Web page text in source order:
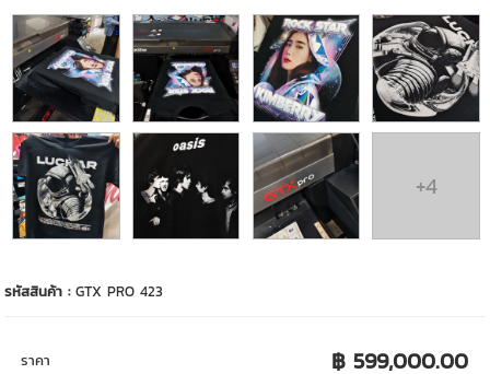
+4
รหัสสินค้า :GTX PRO 423
ราคา ฿ 599,000.00